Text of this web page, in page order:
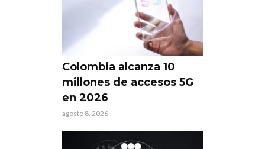
Colombia alcanza 10
millones de accesos 5G
en 2026
agosto 8, 2026